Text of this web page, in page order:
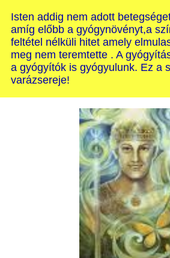
Isten addig nem adott
amíg előbb a gyógynövényt,a
feltétel nélküli hitet amely
meg nem teremtette . A
a gyógyítók is gyógyulunk. Ez a
varázsereje!